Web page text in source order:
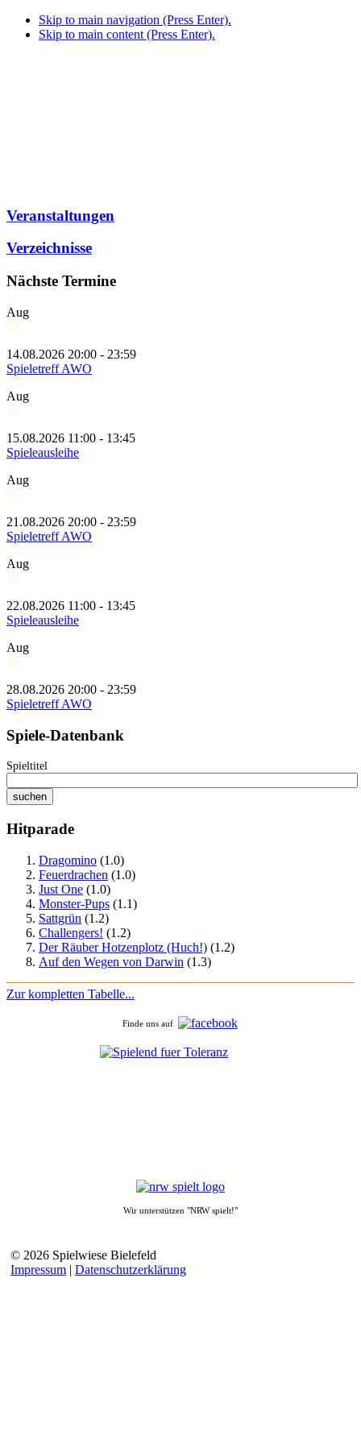
Skip to main navigation (Press Enter).
Skip to main content (Press Enter).
Veranstaltungen
Verzeichnisse
Nächste Termine
Aug
14
14.08.2026 20:00 - 23:59
Spieletreff AWO
Aug
15
15.08.2026 11:00 - 13:45
Spieleausleihe
Aug
21
21.08.2026 20:00 - 23:59
Spieletreff AWO
Aug
22
22.08.2026 11:00 - 13:45
Spieleausleihe
Aug
28
28.08.2026 20:00 - 23:59
Spieletreff AWO
Spiele-Datenbank
Spieltitel
Hitparade
Dragomino (1.0)
Feuerdrachen (1.0)
Just One (1.0)
Monster-Pups (1.1)
Sattgrün (1.2)
Challengers! (1.2)
Der Räuber Hotzenplotz (Huch!) (1.2)
Auf den Wegen von Darwin (1.3)
Zur kompletten Tabelle...
Finde uns auf
Wir unterstützen "NRW spielt!"
© 2026 Spielwiese Bielefeld
Impressum | Datenschutzerklärung